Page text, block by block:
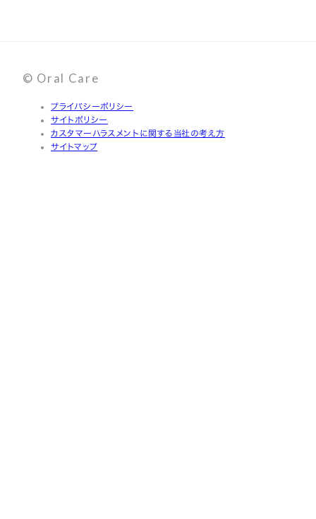
© Oral Care
プライバシーポリシー
サイトポリシー
カスタマーハラスメントに関する当社の考え方
サイトマップ